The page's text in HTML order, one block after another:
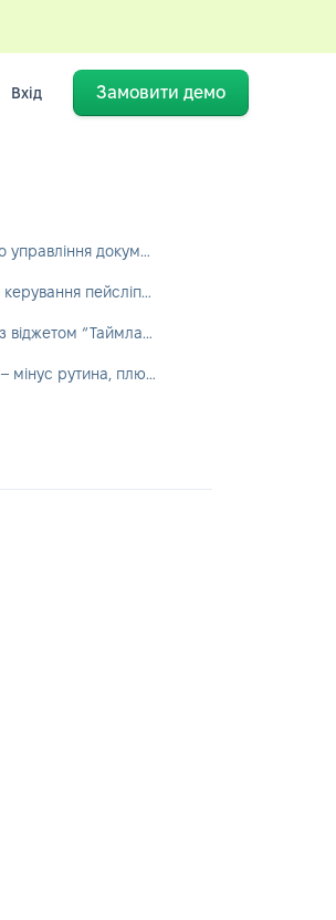
Вхід Замовити демо
eSignature для швидкого управління документами
Split&Sign для зручного керування пейсліпами
Історія співробітника – з віджетом “Таймлайн”
Повторювані воркфлоу – мінус рутина, плюс ефективність